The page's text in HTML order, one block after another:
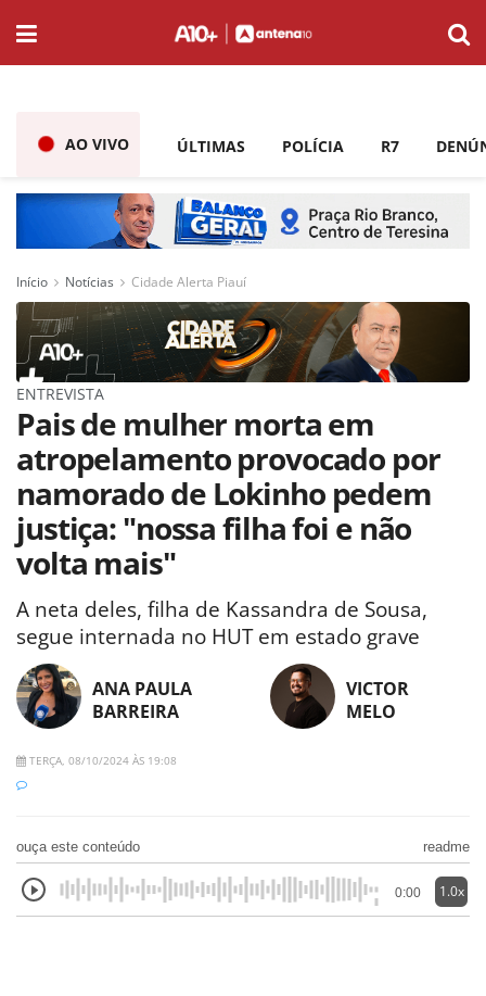
AO VIVO ÚLTIMAS POLÍCIA R7
Início Notícias Cidade Alerta Piauí
ENTREVISTA
Pais de mulher morta em
atropelamento provocado por
namorado de Lokinho pedem
justiça: "nossa filha foi e não
volta mais"
A neta deles, filha de Kassandra de Sousa,
segue internada no HUT em estado grave
ANA PAULA
BARREIRA
VICTOR
MELO
TERÇA, 08/10/2024 ÀS 19:08
ouça este conteúdo readme
0:00 1.0x